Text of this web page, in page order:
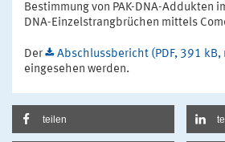
Bestimmung von PAK-DNA-Addukten
DNA-Einzelstrangbrüchen mittels
Der
Abschlussbericht (PDF, 391
eingesehen werden.
teilen